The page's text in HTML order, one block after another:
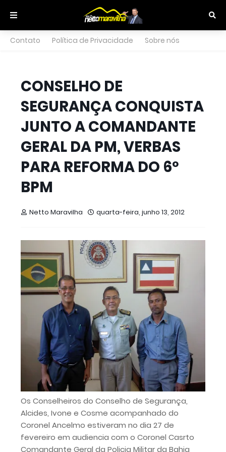
Contato Política de Privacidade Sobre nós
CONSELHO DE
SEGURANÇA CONQUISTA
JUNTO A COMANDANTE
GERAL DA PM, VERBAS
PARA REFORMA DO 6º
BPM
Netto Maravilha quarta-feira, junho 13, 2012
Os Conselheiros do Conselho de Segurança,
Alcides, Ivone e Cosme acompanhado do
Coronel Ancelmo estiveram no dia 27 de
fevereiro em audiencia com o Coronel Casrto
Comandante Geral da Policia Militar da Bahia